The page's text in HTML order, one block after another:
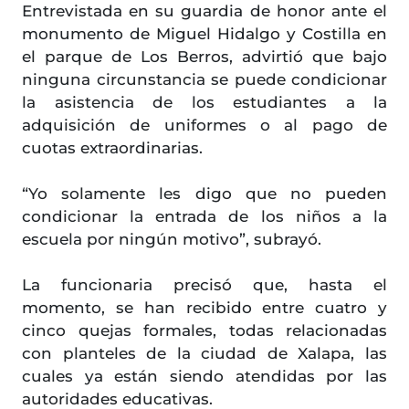
Entrevistada en su guardia de honor ante el
monumento de Miguel Hidalgo y Costilla en
el parque de Los Berros, advirtió que bajo
ninguna circunstancia se puede condicionar
la asistencia de los estudiantes a la
adquisición de uniformes o al pago de
cuotas extraordinarias.
“Yo solamente les digo que no pueden
condicionar la entrada de los niños a la
escuela por ningún motivo”, subrayó.
La funcionaria precisó que, hasta el
momento, se han recibido entre cuatro y
cinco quejas formales, todas relacionadas
con planteles de la ciudad de Xalapa, las
cuales ya están siendo atendidas por las
autoridades educativas.